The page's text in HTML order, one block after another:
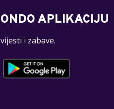
APLIKACIJU
i zabave.